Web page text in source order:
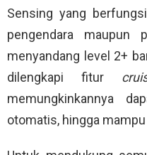
Sensing yang
pengendara maupun
menyandang level 2+
dilengkapi fitur
memungkinkannya
otomatis, hingga